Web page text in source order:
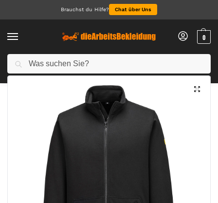
Brauchst du Hilfe? Chat über Uns
0
Start Alle Produkte / Antistatisches ESD-Sweatshirt mit Reißverschluss